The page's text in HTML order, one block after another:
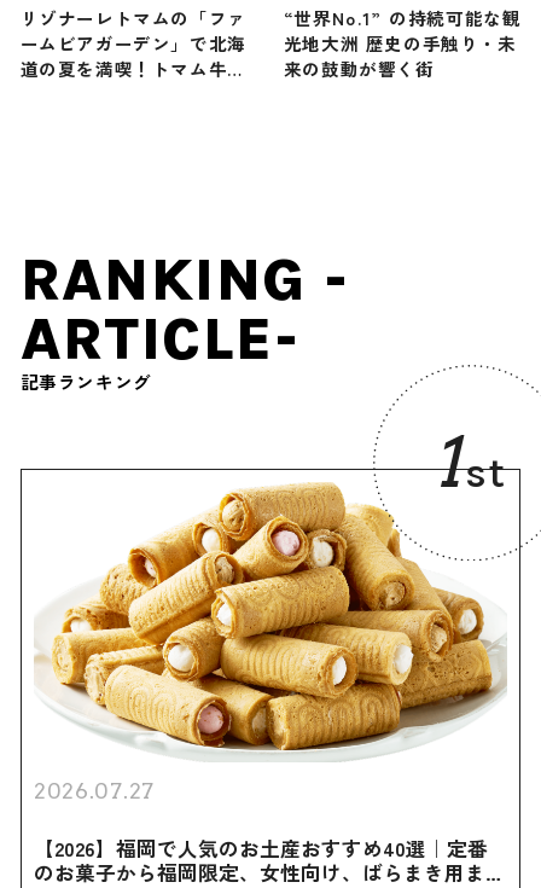
リゾナーレトマムの「ファ
ームビアガーデン」で北海
道の夏を満喫！トマム牛乳
“世界No.1” の持続可能な観
光地大洲 歴史の手触り・未
来の鼓動が響く街
RANKING -
ARTICLE-
記事ランキング
1st
2026.07.27
【2026】福岡で人気のお土産おすすめ40選｜定番
のお菓子から福岡限定、女性向け、ばらまき用まで